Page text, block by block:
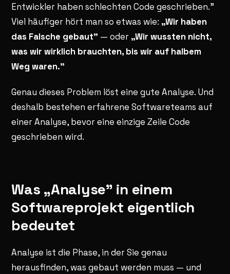
Entwickler haben schlechten Code geschrieben."
Viel häufiger hört man so etwas wie:„Wir haben
das Falsche gebaut" — oder„Wir wussten nicht,
was wir wirklich brauchten, bis wir auf halbem
Weg waren."
Genau dieses Problem löst eine gute Analyse. Und
deshalb bestehen erfahrene Softwareteams auf
einer Analyse, bevor eine einzige Zeile Code
geschrieben wird.
Was „Analyse" in einem
Softwareprojekt eigentlich
bedeutet
Analyse ist die Phase, in der Sie genau
herausfinden, was gebaut werden muss — und